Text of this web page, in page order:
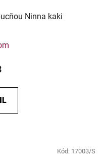
Ninna kaki
Kód: 17003/S